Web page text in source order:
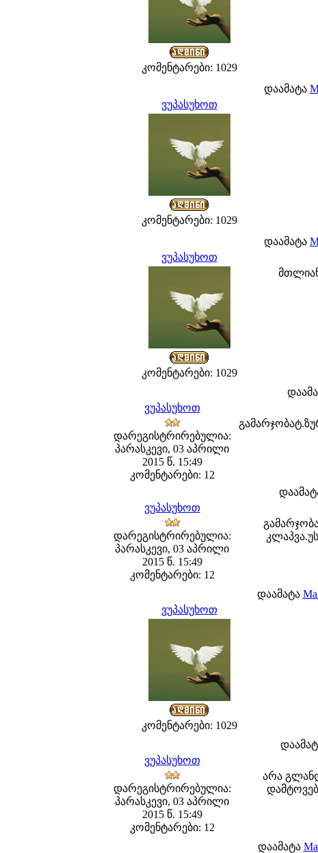
კომენტარები: 1029
დაამატა
ვუპასუხოთ
კომენტარები: 1029
დაამატა
ვუპასუხოთ
კომენტარები: 1029
ვუპასუხოთ
დარეგისტრირებულია:
პარასკევი, 03 აპრილი
2015 წ. 15:49
კომენტარები: 12
ვუპასუხოთ
დარეგისტრირებულია:
პარასკევი, 03 აპრილი
2015 წ. 15:49
კომენტარები: 12
დაამატა
ვუპასუხოთ
კომენტარები: 1029
ვუპასუხოთ
დარეგისტრირებულია:
პარასკევი, 03 აპრილი
2015 წ. 15:49
კომენტარები: 12
არა
დაამატა